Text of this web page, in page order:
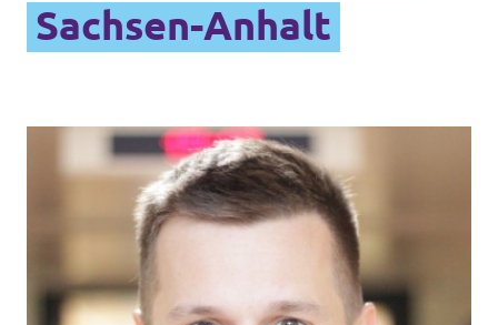
Volt in deinem Bundesland
Programm
Menschen
Neuigkeiten
Unsere Events
Sachsen-Anhalt